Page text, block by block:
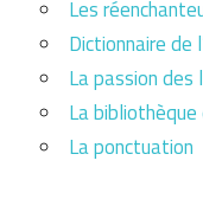
Les
Dictionnaire de
La passion des
La
La ponctuation